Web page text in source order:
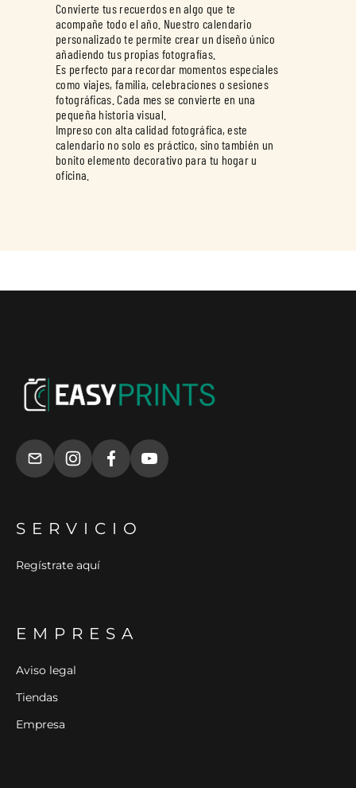
Convierte tus recuerdos en algo que te
acompañe todo el año. Nuestro calendario
personalizado te permite crear un diseño único
añadiendo tus propias fotografías.
Es perfecto para recordar momentos especiales
como viajes, familia, celebraciones o sesiones
fotográficas. Cada mes se convierte en una
pequeña historia visual.
Impreso con alta calidad fotográfica, este
calendario no solo es práctico, sino también un
bonito elemento decorativo para tu hogar u
oficina.
SERVICIO
Regístrate aquí
EMPRESA
Aviso legal
Tiendas
Empresa